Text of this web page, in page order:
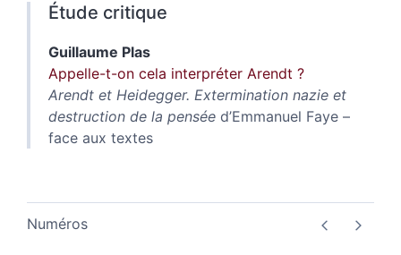
Étude critique
Guillaume Plas
Appelle-t-on cela interpréter Arendt ?
Arendt et Heidegger. Extermination nazie et
destruction de la pensée d’Emmanuel Faye –
face aux textes
Numéros